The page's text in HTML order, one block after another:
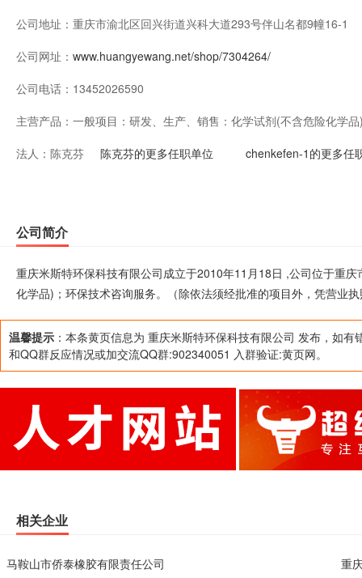
公司地址： 重庆市渝北区回兴街道兴科大道293号伴山名都9幢16-1
公司网址： www.huangyewang.net/shop/7304264/
公司电话： 13452026590
主营产品： 一般项目：研发、生产、销售：化学试剂(不含危险化学
经批准的项目外，凭营业执照依法自主开展经营活动）
法人： 陈克芬 陈克芬的更多任职单位 chenkefen-1的更多任
公司简介
重庆米斯特环保科技有限公司成立于2010年11月18日 ,公司位于重
化学品)；环保技术咨询服务。（除依法须经批准的项目外，凭营业
温馨提示 ：本条黄页信息为 重庆米斯特环保科技有限公司 发布，如有
和QQ群反应情况或加交流QQ群:902340051 入群验证:黄页网。
相关企业
马鞍山市侨泰橡胶有限责任公司
重